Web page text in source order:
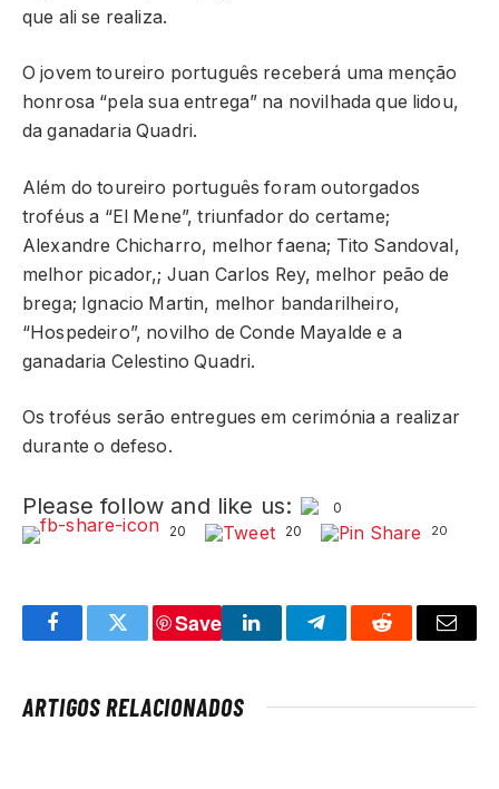
que ali se realiza.
O jovem toureiro português receberá uma menção
honrosa “pela sua entrega” na novilhada que lidou,
da ganadaria Quadri.
Além do toureiro português foram outorgados
troféus a “El Mene”, triunfador do certame;
Alexandre Chicharro, melhor faena; Tito Sandoval,
melhor picador,; Juan Carlos Rey, melhor peão de
brega; Ignacio Martin, melhor bandarilheiro,
“Hospedeiro”, novilho de Conde Mayalde e a
ganadaria Celestino Quadri.
Os troféus serão entregues em cerimónia a realizar
durante o defeso.
Please follow and like us:
0
20
20 20
FacebookTwitter
Save
LinkedInTelegramReddit Email
ARTIGOS RELACIONADOS